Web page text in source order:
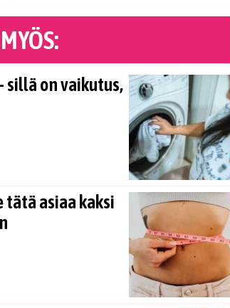
sillä on vaikutus,
tätä asiaa kaksi